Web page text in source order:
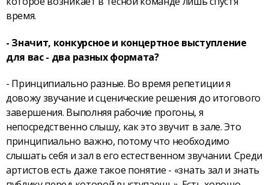
время.
- Значит, конкурсное и концертное выступление
для вас - два разных формата?
- Принципиально разные. Во время репетиции я
довожу звучание и сценические решения до итогового
завершения. Выполняя рабочие прогоны, я
непосредственно слышу, как это звучит в зале. Это
принципиально важно, потому что необходимо
слышать себя и зал в его естественном звучании. Среди
артистов есть даже такое понятие - «знать зал и знать